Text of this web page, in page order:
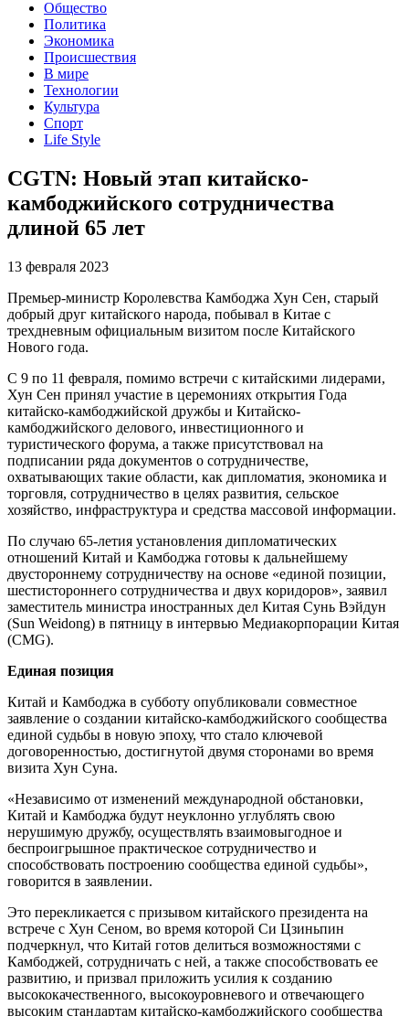
Общество
Политика
Экономика
Происшествия
В мире
Технологии
Культура
Спорт
Life Style
CGTN: Новый этап китайско-
камбоджийского сотрудничества
длиной 65 лет
13 февраля 2023
Премьер-министр Королевства Камбоджа Хун Сен, старый
добрый друг китайского народа, побывал в Китае с
трехдневным официальным визитом после Китайского
Нового года.
С 9 по 11 февраля, помимо встречи с китайскими лидерами,
Хун Сен принял участие в церемониях открытия Года
китайско-камбоджийской дружбы и Китайско-
камбоджийского делового, инвестиционного и
туристического форума, а также присутствовал на
подписании ряда документов о сотрудничестве,
охватывающих такие области, как дипломатия, экономика и
торговля, сотрудничество в целях развития, сельское
хозяйство, инфраструктура и средства массовой информации.
По случаю 65-летия установления дипломатических
отношений Китай и Камбоджа готовы к дальнейшему
двустороннему сотрудничеству на основе «единой позиции,
шестистороннего сотрудничества и двух коридоров», заявил
заместитель министра иностранных дел Китая Сунь Вэйдун
(Sun Weidong) в пятницу в интервью Медиакорпорации Китая
(CMG).
Единая позиция
Китай и Камбоджа в субботу опубликовали совместное
заявление о создании китайско-камбоджийского сообщества
единой судьбы в новую эпоху, что стало ключевой
договоренностью, достигнутой двумя сторонами во время
визита Хун Суна.
«Независимо от изменений международной обстановки,
Китай и Камбоджа будут неуклонно углублять свою
нерушимую дружбу, осуществлять взаимовыгодное и
беспроигрышное практическое сотрудничество и
способствовать построению сообщества единой судьбы»,
говорится в заявлении.
Это перекликается с призывом китайского президента на
встрече с Хун Сеном, во время которой Си Цзиньпин
подчеркнул, что Китай готов делиться возможностями с
Камбоджей, сотрудничать с ней, а также способствовать ее
развитию, и призвал приложить усилия к созданию
высококачественного, высокоуровневого и отвечающего
высоким стандартам китайско-камбоджийского сообщества